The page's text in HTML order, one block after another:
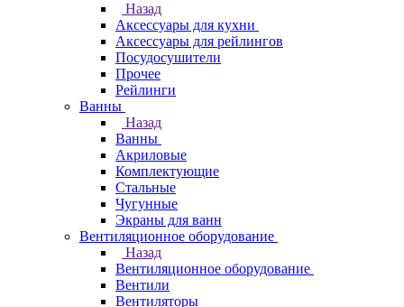
Назад
Аксессуары для кухни
Аксессуары для рейлингов
Посудосушители
Прочее
Рейлинги
Ванны
Назад
Ванны
Акриловые
Комплектующие
Стальные
Чугунные
Экраны для ванн
Вентиляционное оборудование
Назад
Вентиляционное оборудование
Вентили
Вентиляторы